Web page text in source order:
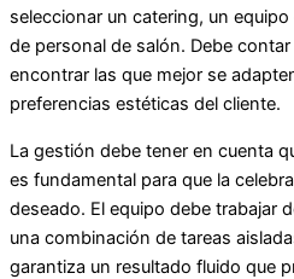
seleccionar un catering, un
de personal de salón. Debe
encontrar las que mejor se
preferencias estéticas del cliente.
La gestión debe tener en cuenta
es fundamental para que la
deseado. El equipo debe trabajar
una combinación de tareas
garantiza un resultado fluido que